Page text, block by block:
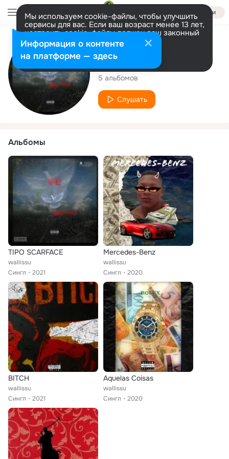
Войти
Мы используем cookie-файлы, чтобы улучшить
сервисы для вас. Если ваш возраст менее 13 лет,
настроить cookie-файлы должен ваш законный
представитель. Больше информации
Разрешить все Настроить
Исполнитель
wallissu
5 альбомов
Слушать
Альбомы
TIPO SCARFACE
wallissu
Сингл
2021
Mercedes-Benz
wallissu
Сингл
2020
BITCH
wallissu
Сингл
2021
Aquelas Coisas
wallissu
Сингл
2020
Информация о контенте
на платформе — здесь